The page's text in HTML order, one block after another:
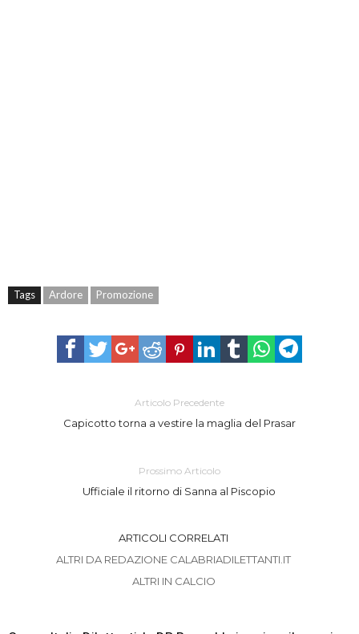
Tags Ardore Promozione
Articolo Precedente
Capicotto torna a vestire la maglia del Prasar
Prossimo Articolo
Ufficiale il ritorno di Sanna al Piscopio
ARTICOLI CORRELATI
ALTRI DA REDAZIONE CALABRIADILETTANTI.IT
ALTRI IN CALCIO